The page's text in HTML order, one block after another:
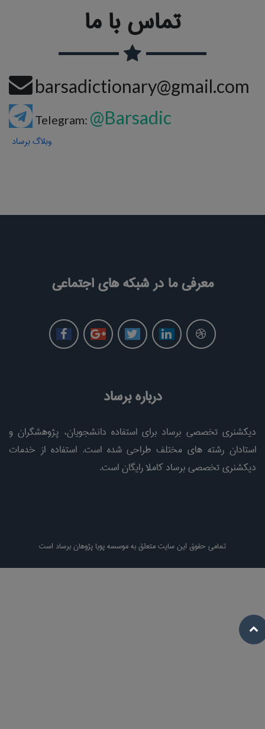
تماس با ما
barsadictionary@gmail.com
Telegram: @Barsadic
وبلاگ برساد
معرفی ما در شبکه های اجتماعی
درباره برساد
دیکشنری تخصصی برساد برای استفاده دانشجویان، پژوهشگران و
استادان رشته های مختلف طراحی شده است. استفاده از خدمات
دیکشنری تخصصی برساد کاملا رایگان است.
تمامی حقوق این سایت متعلق به موسسه پویا پژوهان برساد است